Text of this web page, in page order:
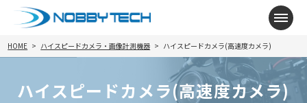
メニ
HOME ハイスピードカメラ・画像計測機器 ハイスピードカメラ(高速度カメラ)
ハイスピードカメラ(高速度カメラ)